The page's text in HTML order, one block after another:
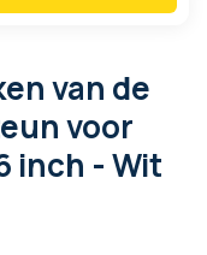
van de
voor
inch - Wit